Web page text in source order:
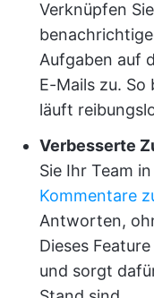
Verknüpfen
Aufgaben auf
E-Mails zu.
läuft
Verbesserte
Sie Ihr Team
Kommentare
Antworten,
Dieses
und sorgt